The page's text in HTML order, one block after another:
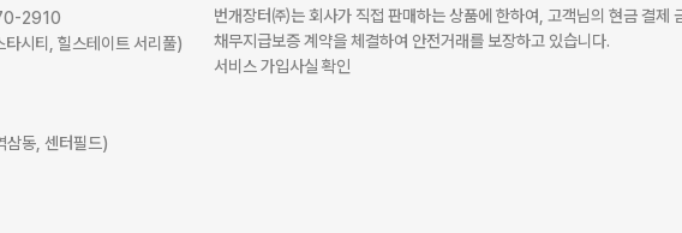
2910
시티, 힐스테이트 서리풀)
삼동, 센터필드)
번개장터㈜는 회사가 직접 판매하는 상품에 한하여, 고객님의 현금 결제
채무지급보증 계약을 체결하여 안전거래를 보장하고 있습니다.
서비스 가입사실 확인